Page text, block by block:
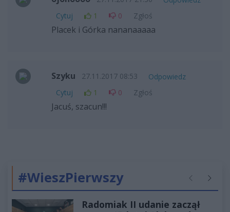
Cytuj
1 0 Zgłoś
Placek i Górka nananaaaaa
Szyku 27.11.2017 08:53
Odpowiedz
Cytuj
1 0 Zgłoś
Jacuś, szacun!!!
#WieszPierwszy Poprzednie
Radomiak II udanie zaczął